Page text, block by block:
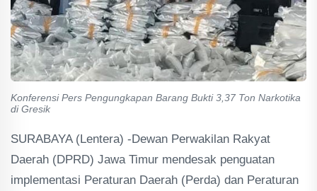
Konferensi Pers Pengungkapan Barang Bukti 3,37 Ton Narkotika
di Gresik
SURABAYA (Lentera) -Dewan Perwakilan Rakyat
Daerah (DPRD) Jawa Timur mendesak penguatan
implementasi Peraturan Daerah (Perda) dan Peraturan